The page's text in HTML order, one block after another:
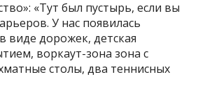
«Тут был пустырь, если вы
У нас появилась
виде дорожек, детская
воркаут-зона зона с
столы, два теннисных